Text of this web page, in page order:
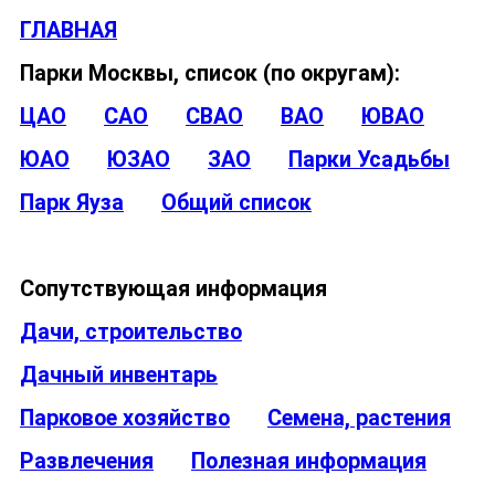
ГЛАВНАЯ
Парки Москвы, список (по округам):
ЦАО
САО СВАО ВАО
ЮВАО
ЮАО
ЮЗАО ЗАО
Парки Усадьбы
Парк Яуза
Общий список
Сопутствующая информация
Дачи, строительство
Дачный инвентарь
Парковое хозяйство
Семена, растения
Развлечения
Полезная информация